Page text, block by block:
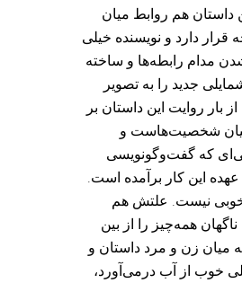
هم روابط میان
قرار دارد و نویسنده خیلی
مدام رابطه‌ها و ساخته
جدید را به تصویر
روایت این داستان بر
شخصیت‌هاست و
که گفت‌وگونویسی
این کار برآمده است.
خوبی نیست. علتش هم
همه‌چیز را از بین
میان زن و مرد داستان و
خوب از آب درمی‌آورد،